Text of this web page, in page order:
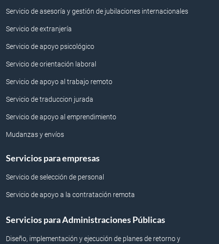
Servicio de asesoría y gestión de jubilaciones internacionales
Servicio de extranjería
Servicio de apoyo psicológico
Servicio de orientación laboral
Servicio de apoyo al trabajo remoto
Servicio de traduccion jurada
Servicio de apoyo al emprendimiento
Mudanzas y envíos
Servicios para empresas
Servicio de selección de personal
Servicio de apoyo a la contratación remota
Servicios para Administraciones Públicas
Diseño, implementación y ejecución de planes de retorno y